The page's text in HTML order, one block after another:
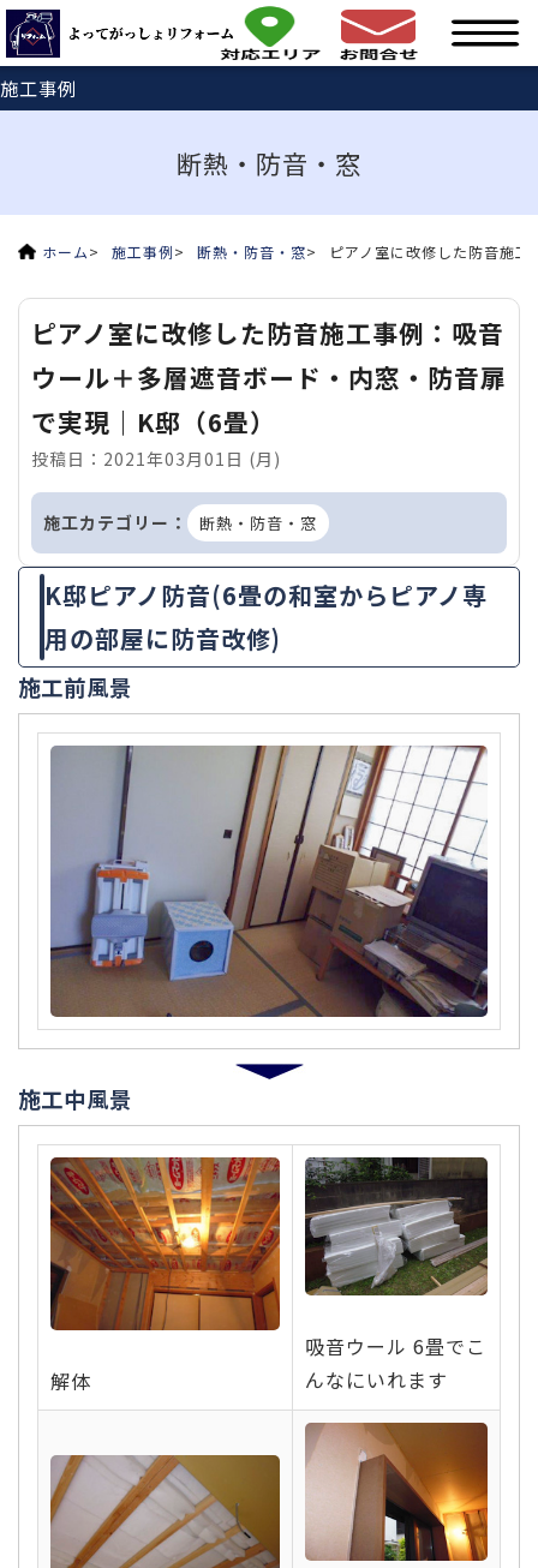
施工事例
断熱・防音・窓
ホーム 施工事例 断熱・防音・窓 ピアノ室に改修した防音施
ピアノ室に改修した防音施工事例：吸音
ウール＋多層遮音ボード・内窓・防音扉
で実現｜K邸（6畳）
投稿日：2021年03月01日 (月)
施工カテゴリー： 断熱・防音・窓
K邸ピアノ防音(6畳の和室からピアノ専
用の部屋に防音改修)
施工前風景
施工中風景
解体
吸音ウール 6畳でこ
んなにいれます